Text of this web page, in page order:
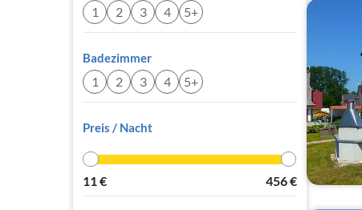
1 2 3 4 5+
Badezimmer
1 2 3 4 5+
Preis / Nacht
11€ 456€